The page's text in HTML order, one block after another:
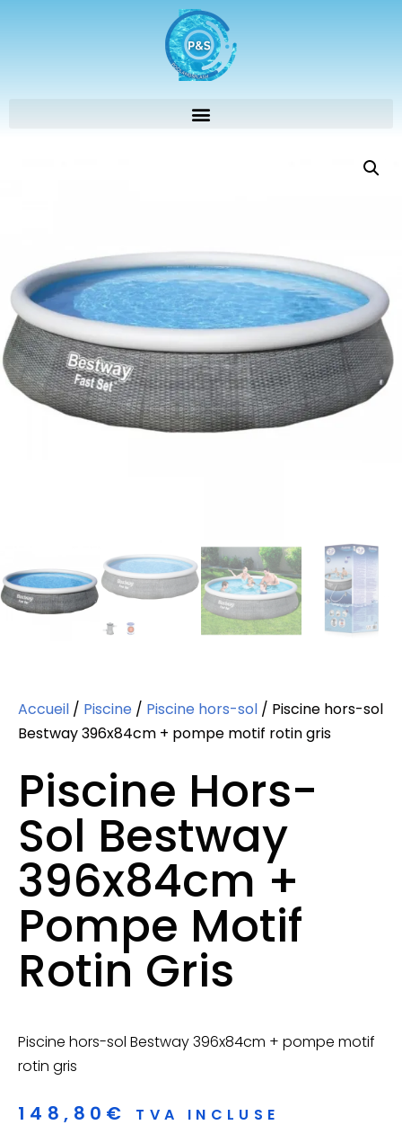
Accueil / Piscine / Piscine hors-sol / Piscine hors-sol
Bestway 396x84cm + pompe motif rotin gris
Piscine Hors-
Sol Bestway
396x84cm +
Pompe Motif
Rotin Gris
Piscine hors-sol Bestway 396x84cm + pompe motif
rotin gris
148,80 € TVA INCLUSE